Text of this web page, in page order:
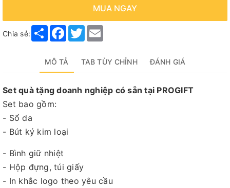
MUA NGAY
Chia sẻ: Share Facebook
Twitter
MÔ TẢ TAB TÙY CHỈNH ĐÁNH GIÁ
Set quà tặng doanh nghiệp có sẵn tại PROGIFT
Set bao gồm:
- Sổ da
- Bút ký kim loại
- Bình giữ nhiệt
- Hộp đựng, túi giấy
- In khắc logo theo yêu cầu